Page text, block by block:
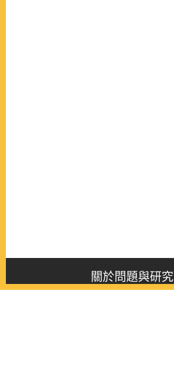
關於問題與研究
About this journal